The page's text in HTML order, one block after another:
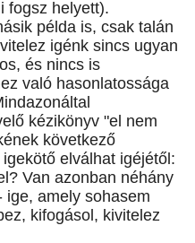
fogsz helyett).
példa is, csak talán
igénk sincs ugyan
és nincs is
való hasonlatossága
kézikönyv "el nem
következő
elválhat igéjétől:
Van azonban néhány
ige, amely sohasem
kifogásol, kivitelez